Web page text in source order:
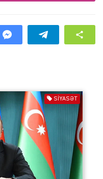
SIYASƏT